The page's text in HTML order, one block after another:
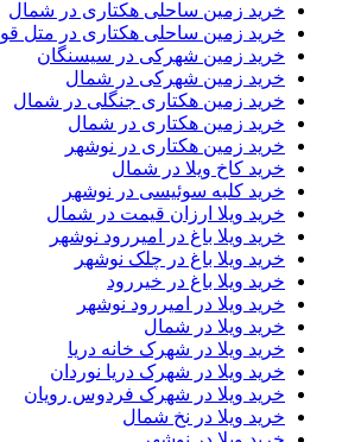
خرید زمین ساحلی هکتاری در شمال
خرید زمین ساحلی هکتاری در متل قو
خرید زمین شهرکی در سیسنگان
خرید زمین شهرکی در شمال
خرید زمین هکتاری جنگلی در شمال
خرید زمین هکتاری در شمال
خرید زمین هکتاری در نوشهر
خرید کاخ ویلا در شمال
خرید کلبه سوئیسی در نوشهر
خرید ویلا ارزان قیمت در شمال
خرید ویلا باغ در امیررود نوشهر
خرید ویلا باغ در چلک نوشهر
خرید ویلا باغ در خیررود
خرید ویلا در امیررود نوشهر
خرید ویلا در شمال
خرید ویلا در شهرک خانه دریا
خرید ویلا در شهرک دریا نوردان
خرید ویلا در شهرک فردوس رویان
خرید ویلا در نخ شمال